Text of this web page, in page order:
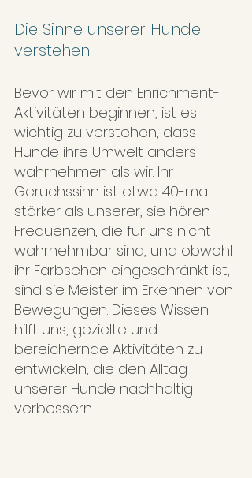
Die Sinne unserer Hunde
verstehen
Bevor wir mit den Enrichment-
Aktivitäten beginnen, ist es
wichtig zu verstehen, dass
Hunde ihre Umwelt anders
wahrnehmen als wir. Ihr
Geruchssinn ist etwa 40-mal
stärker als unserer, sie hören
Frequenzen, die für uns nicht
wahrnehmbar sind, und obwohl
ihr Farbsehen eingeschränkt ist,
sind sie Meister im Erkennen von
Bewegungen. Dieses Wissen
hilft uns, gezielte und
bereichernde Aktivitäten zu
entwickeln, die den Alltag
unserer Hunde nachhaltig
verbessern.